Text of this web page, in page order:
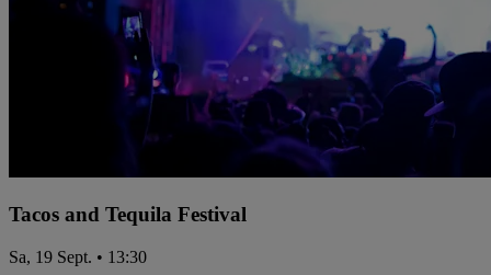
Tacos and Tequila Festival
Sa, 19 Sept. • 13:30